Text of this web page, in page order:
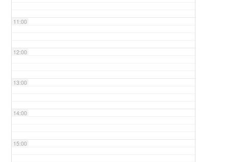
11:00
12:00
13:00
14:00
15:00